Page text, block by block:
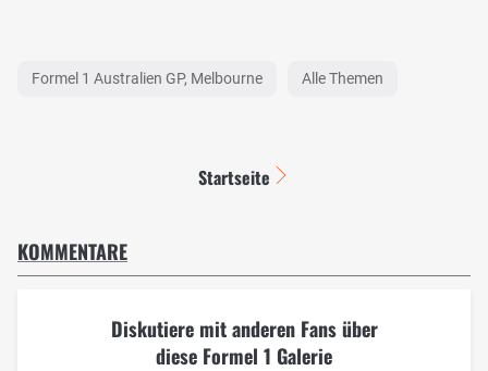
Formel 1 Australien GP, Melbourne Alle Themen
Startseite
KOMMENTARE
Diskutiere mit anderen Fans über
diese Formel 1 Galerie